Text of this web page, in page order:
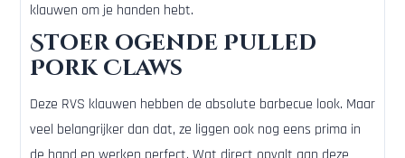
klauwen om je handen hebt.
Stoer ogende Pulled
Pork Claws
Deze RVS klauwen hebben de absolute barbecue look. Maar
veel belangrijker dan dat, ze liggen ook nog eens prima in